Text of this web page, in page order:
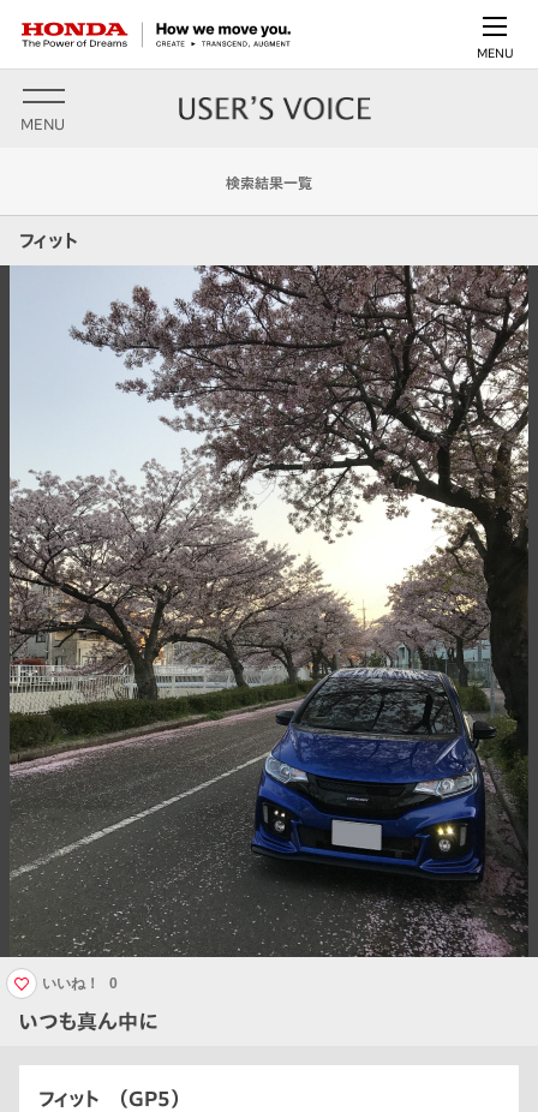
MENU
MENU
検索結果一覧
フィット
いつも真ん中に
いいね！ 0
フィット （GP5）